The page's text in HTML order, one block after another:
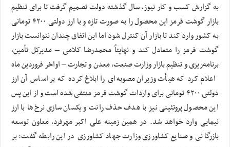
به گزارش کسب و کار نیوز، سال گذشته دولت تصمیم گرفت تا برای تنظیم
بازار گوشت قرمز این محصول را به صورت تازه و با ارز دولتی ۴۲۰۰ تومانی
به کشور وارد کند تا بازار آن کنترل شود اما این اتفاق چندان نتوانست بازار
گوشت قرمز را متعادل کند و نهایتاً محمدرضا کلامی – مدیرکل تأمین،
برنامه‌ریزی و تنظیم بازار وزارت صنعت، معدن و تجارت – اواخر فروردین ماه
اعلام کرد که هیأت وزیران مصوبه‌ای را ابلاغ کرده که بر اساس آن ارز
دولتی ۴۲۰۰ تومانی برای واردات گوشت قرمز منتفی شده است و از این پس
این محصول پروتئینی نیز با هدف حذف رانت و یکسان سازی نرخ‌ها با ارز
نیمایی وارد خواهد شد. در همین زمینه علی اکبر مهرفرد، معاون توسعه
بازرگانی و صنایع کشاورزی وزارت جهاد کشاورزی در این رابطه گفت: بر